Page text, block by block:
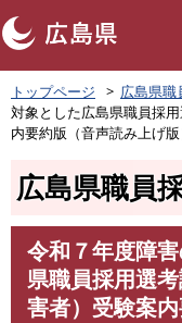
ペ
ー
ジ
の
トップページ 広島県職
対象とした広島県職員採
内要約版（音声読み上げ版
広島県職員
令和７年度障
県職員採用選
害者）受験案